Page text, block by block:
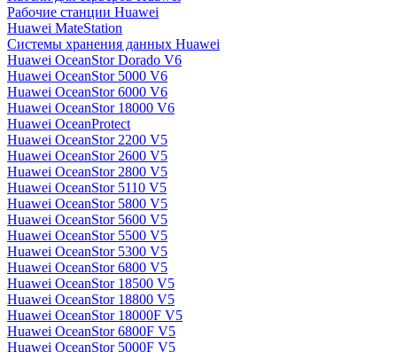
Рабочие станции Huawei
Huawei MateStation
Системы хранения данных Huawei
Huawei OceanStor Dorado V6
Huawei OceanStor 5000 V6
Huawei OceanStor 6000 V6
Huawei OceanStor 18000 V6
Huawei OceanProtect
Huawei OceanStor 2200 V5
Huawei OceanStor 2600 V5
Huawei OceanStor 2800 V5
Huawei OceanStor 5110 V5
Huawei OceanStor 5800 V5
Huawei OceanStor 5600 V5
Huawei OceanStor 5500 V5
Huawei OceanStor 5300 V5
Huawei OceanStor 6800 V5
Huawei OceanStor 18500 V5
Huawei OceanStor 18800 V5
Huawei OceanStor 18000F V5
Huawei OceanStor 6800F V5
Huawei OceanStor 5000F V5